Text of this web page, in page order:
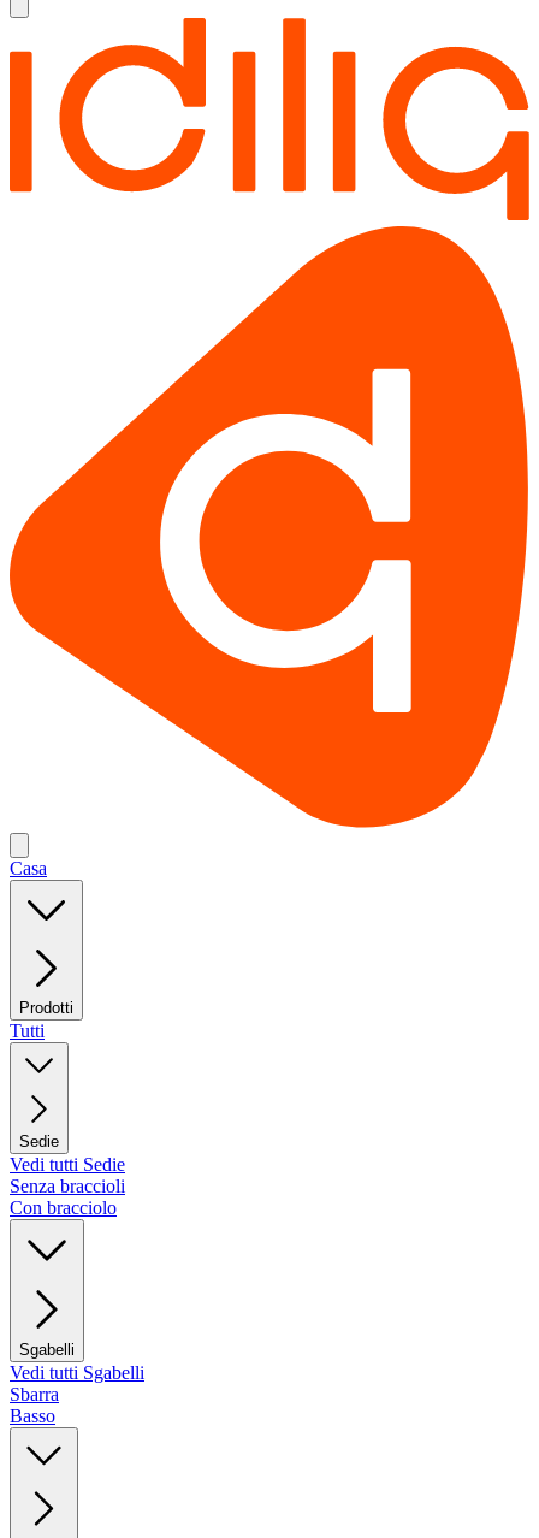
Casa
Prodotti
Tutti
Sedie
Vedi tutti Sedie
Senza braccioli
Con bracciolo
Sgabelli
Vedi tutti Sgabelli
Sbarra
Basso